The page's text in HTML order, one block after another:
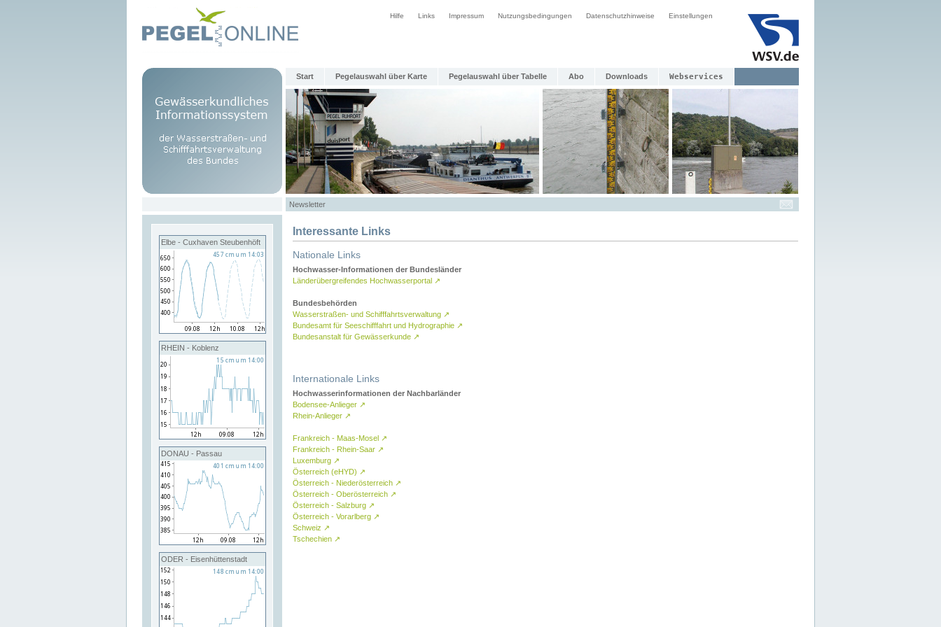
Hilfe Links Impressum Nutzungsbedingungen Datenschutzhinweise Einstellungen
Start Pegelauswahl über Karte Pegelauswahl über Tabelle Abo Downloads Webservices
Newsletter
Elbe - Cuxhaven Steubenhöft
RHEIN - Koblenz
DONAU - Passau
ODER - Eisenhüttenstadt
Interessante Links
Nationale Links
Hochwasser-Informationen der Bundesländer
Länderübergreifendes Hochwasserportal ↗
Bundesbehörden
Wasserstraßen- und Schifffahrtsverwaltung ↗
Bundesamt für Seeschifffahrt und Hydrographie ↗
Bundesanstalt für Gewässerkunde ↗
Internationale Links
Hochwasserinformationen der Nachbarländer
Bodensee-Anlieger ↗
Rhein-Anlieger ↗
Frankreich - Maas-Mosel ↗
Frankreich - Rhein-Saar ↗
Luxemburg ↗
Österreich (eHYD) ↗
Österreich - Niederösterreich ↗
Österreich - Oberösterreich ↗
Österreich - Salzburg ↗
Österreich - Vorarlberg ↗
Schweiz ↗
Tschechien ↗